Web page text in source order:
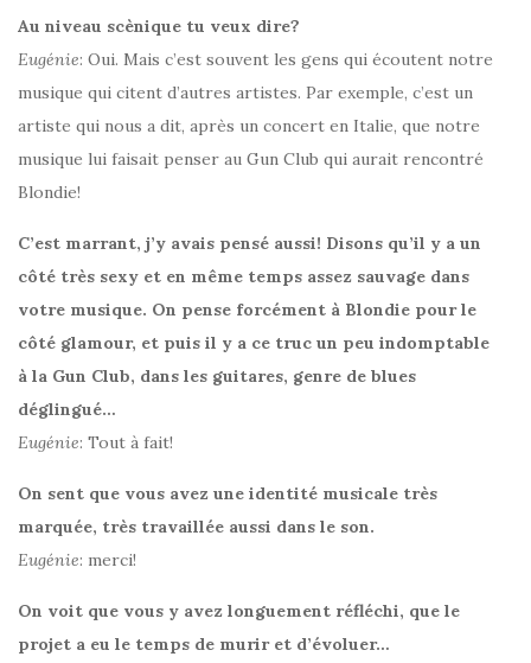
Au niveau scènique tu veux dire?
Eugénie: Oui. Mais c’est souvent les gens qui écoutent notre
musique qui citent d’autres artistes. Par exemple, c’est un
artiste qui nous a dit, après un concert en Italie, que notre
musique lui faisait penser au Gun Club qui aurait rencontré
Blondie!
C’est marrant, j’y avais pensé aussi! Disons qu’il y a un
côté très sexy et en même temps assez sauvage dans
votre musique. On pense forcément à Blondie pour le
côté glamour, et puis il y a ce truc un peu indomptable
à la Gun Club, dans les guitares, genre de blues
déglingué…
Eugénie: Tout à fait!
On sent que vous avez une identité musicale très
marquée, très travaillée aussi dans le son.
Eugénie: merci!
On voit que vous y avez longuement réfléchi, que le
projet a eu le temps de murir et d’évoluer…